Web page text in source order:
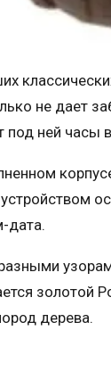
не дает
под ней часы
дата.
золотой
дерева.